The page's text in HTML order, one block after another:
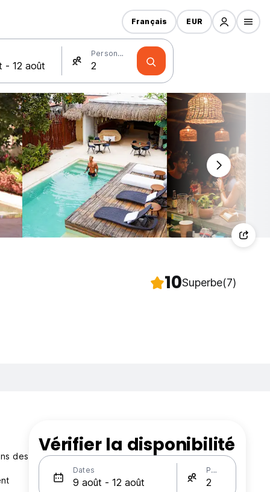
Personnes
Français EUR
10Superbe(7)
des Vérifier la disponibilité
Dates Personnes